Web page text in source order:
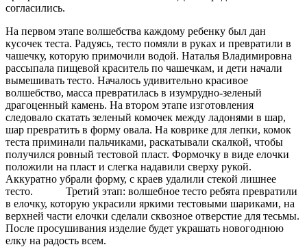
согласились.
На первом этапе волшебства каждому ребенку был дан
кусочек теста. Радуясь, тесто помяли в руках и превратили в
чашечку, которую примочили водой. Наталья Владимировна
рассыпала пищевой краситель по чашечкам, и дети начали
вымешивать тесто. Началось удивительно красивое
волшебство, масса превратилась в изумрудно-зеленый
драгоценный камень. На втором этапе изготовления
следовало скатать зеленый комочек между ладонями в шар,
шар превратить в форму овала. На коврике для лепки, комок
теста приминали пальчиками, раскатывали скалкой, чтобы
получился ровный тестовой пласт. Формочку в виде елочки
положили на пласт и слегка надавили сверху рукой.
Аккуратно убрали форму, с краев удалили стекой лишнее
тесто. Третий этап: волшебное тесто ребята превратили
в елочку, которую украсили яркими тестовыми шариками, на
верхней части елочки сделали сквозное отверстие для тесьмы.
После просушивания изделие будет украшать новогоднюю
елку на радость всем.